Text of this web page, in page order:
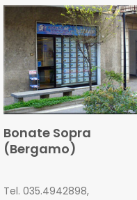
Bonate Sopra
(Bergamo)
Tel. 035.4942898,